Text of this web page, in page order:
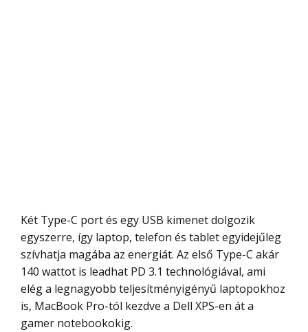
Két Type-C port és egy USB kimenet dolgozik
egyszerre, így laptop, telefon és tablet egyidejűleg
szívhatja magába az energiát. Az első Type-C akár
140 wattot is leadhat PD 3.1 technológiával, ami
elég a legnagyobb teljesítményigényű laptopokhoz
is, MacBook Pro-tól kezdve a Dell XPS-en át a
gamer notebookokig.